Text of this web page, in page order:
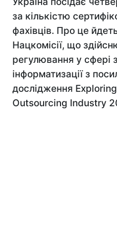
за кількістю
фахівців. Про це
Нацкомісії, що
регулювання у сфері
інформатизації з
дослідження
Outsourcing Industry